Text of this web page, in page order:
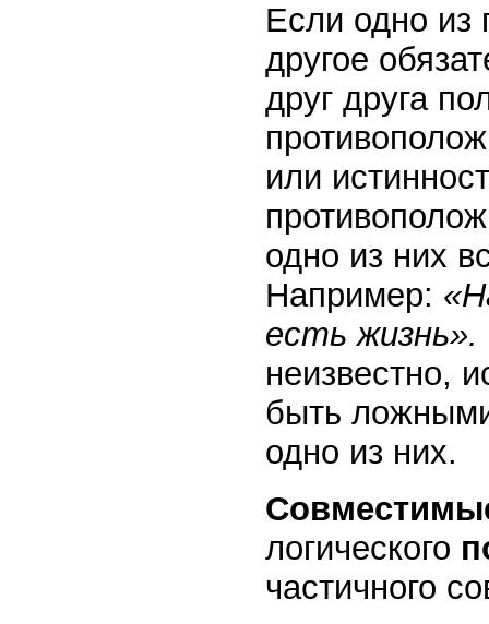
Если одно из
другое
друг друга
или
одно из них
Например:
есть жизнь».
неизвестно,
быть
одно из них.
логического
частичного